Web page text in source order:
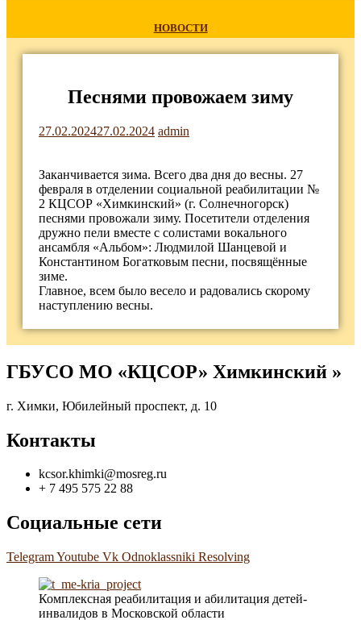
НОВОСТИ
Песнями провожаем зиму
27.02.202427.02.2024 admin
Заканчивается зима. Всего два дня до весны. 27
февраля в отделении социальной реабилитации №
2 КЦСОР «Химкинский» (г. Солнечногорск)
песнями провожали зиму. Посетители отделения
дружно пели вместе с солистами вокального
ансамбля «Альбом»: Людмилой Шанцевой и
Константином Богатковым песни, посвящённые
зиме.
Главное, всем было весело и радовались скорому
наступлению весны.
ГБУСО МО «КЦСОР» Химкинский »
г. Химки, Юбилейный проспект, д. 10
Контакты
kcsor.khimki@mosreg.ru
+ 7 495 575 22 88
Социальные сети
TelegramYoutube Vk Odnoklassniki Resolving
Комплексная реабилитация и абилитация детей-
инвалидов в Московской области